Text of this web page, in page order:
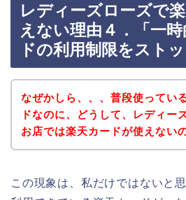
レディーズローズで
えない理由４．「一
ドの利用制限をスト
なぜかしら、、、普段使ってい
ドなのに、どうして、レディー
お店では楽天カードが使えない
この現象は、私だけではないと